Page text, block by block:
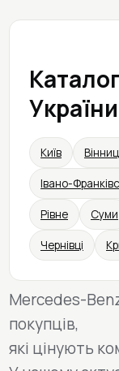
України
Київ
Івано-
Рівне Суми
Чернівці
Mercedes-
покупців,
які цінують